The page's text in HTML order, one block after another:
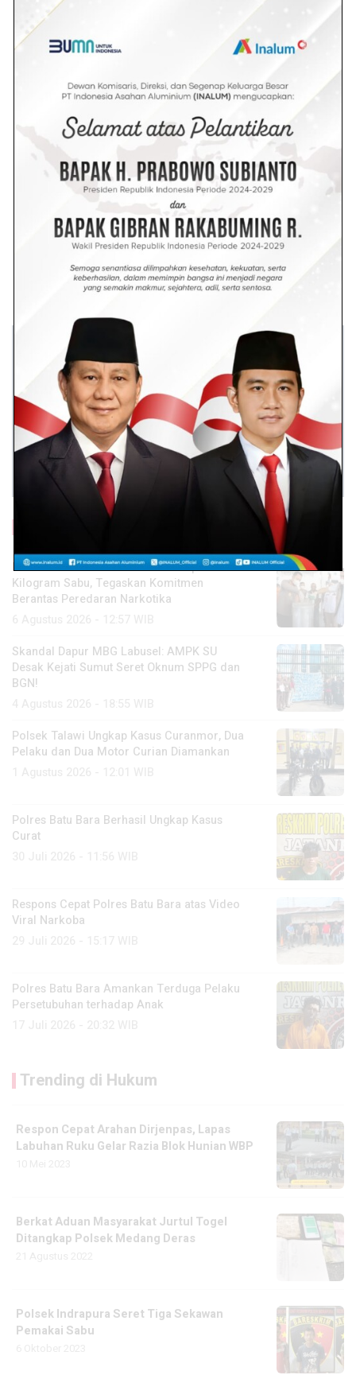
Baca Lainnya
Polres Batu Bara Musnahkan Hampir 2
Kilogram Sabu, Tegaskan Komitmen
Berantas Peredaran Narkotika
Skandal Dapur MBG Labusel: AMPK SU
Desak Kejati Sumut Seret Oknum SPPG dan
BGN!
Polsek Talawi Ungkap Kasus Curanmor, Dua
Pelaku dan Dua Motor Curian Diamankan
Polres Batu Bara Berhasil Ungkap Kasus
Curat
Respons Cepat Polres Batu Bara atas Video
Viral Narkoba
Polres Batu Bara Amankan Terduga Pelaku
Persetubuhan terhadap Anak
Trending di Hukum
Respon Cepat Arahan Dirjenpas, Lapas
Labuhan Ruku Gelar Razia Blok Hunian WBP
Berkat Aduan Masyarakat Jurtul Togel
Ditangkap Polsek Medang Deras
Polsek Indrapura Seret Tiga Sekawan
Pemakai Sabu